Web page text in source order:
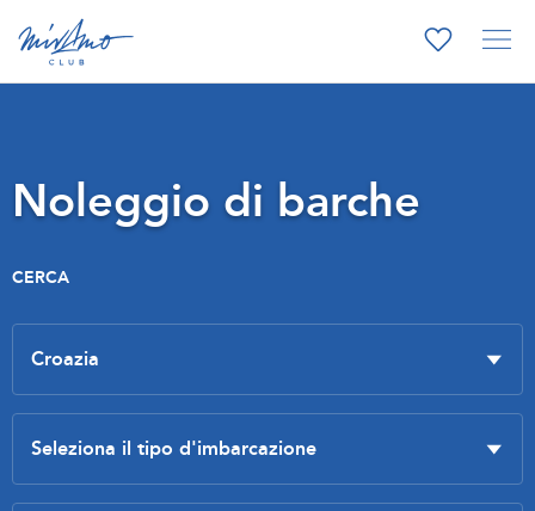
Noleggio di barche
CERCA